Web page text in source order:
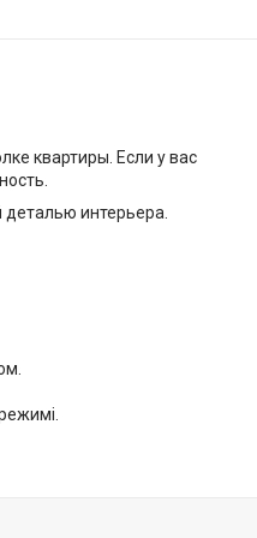
квартиры. Если у вас
интерьера.